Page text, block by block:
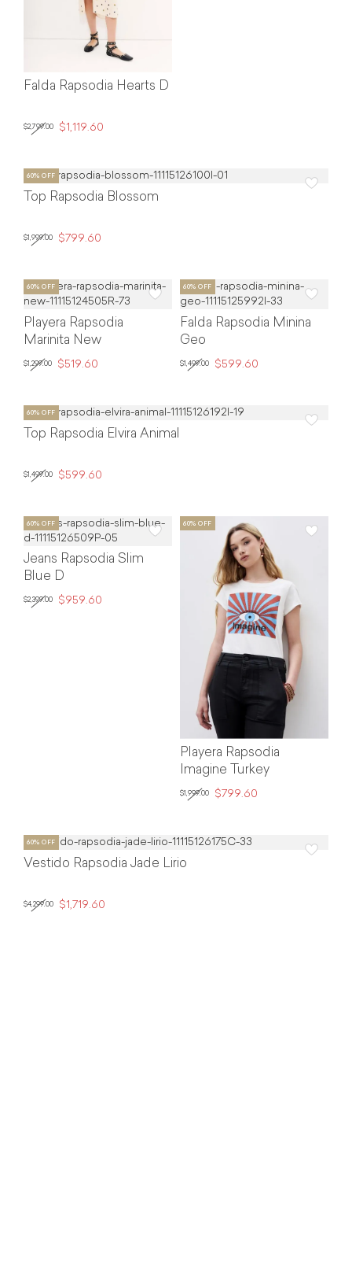
Falda Rapsodia Hearts D
$2,799.00 $1,119.60
Top Rapsodia Blossom
$1,999.00 $799.60
Playera Rapsodia
Marinita New
$1,299.00 $519.60
Falda Rapsodia Minina
Geo
$1,499.00 $599.60
Top Rapsodia Elvira Animal
$1,499.00 $599.60
Jeans Rapsodia Slim
Blue D
$2,399.00 $959.60
Playera Rapsodia
Imagine Turkey
$1,999.00 $799.60
Vestido Rapsodia Jade Lirio
$4,299.00 $1,719.60